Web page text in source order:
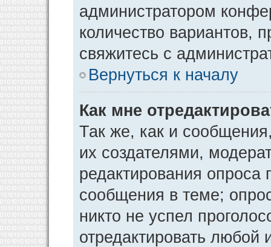
администратором
количество вариантов,
свяжитесь с
Вернуться к началу
Как мне
Так же, как и
их создателями,
редактирования опроса
сообщения в теме;
никто не успел
отредактировать любой